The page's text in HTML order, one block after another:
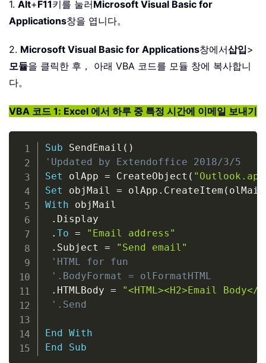
1. Alt+F11키를 눌러Microsoft Visual Basic for
Applications창을 엽니다。
2. Microsoft Visual Basic for Applications창에서삽입>
모듈을 클릭한 후， 아래 VBA 코드를 모듈 창에 복사합니
다。
VBA 코드 1: Excel 에서 하루 중 특정 시간에 이메일 보내기
Sub SendEmail ( )
'Updated by Extendoffice 2018/3/5
Set olApp = CreateObject (
Set objMail = olApp . CreateItem (
With objMail
. Display
. To =
"Email address"
. Subject =
"Send email"
'HTML for fun
'.BodyFormat = olFormatHTML
. HTMLBody =
"<HTML><H2>Email Body</
'.Send
End
With
End
Sub